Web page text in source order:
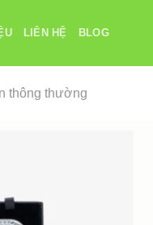
LIÊN HỆ BLOG
thông thường